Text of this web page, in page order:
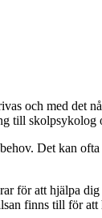
och med det
till skolpsykolog
Det kan
för att hjälpa
finns till för att